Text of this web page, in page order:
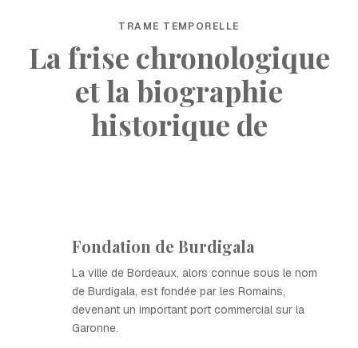
TRAME TEMPORELLE
La frise chronologique
et la biographie
historique de
Fondation de Burdigala
La ville de Bordeaux, alors connue sous le nom
de Burdigala, est fondée par les Romains,
devenant un important port commercial sur la
Garonne.